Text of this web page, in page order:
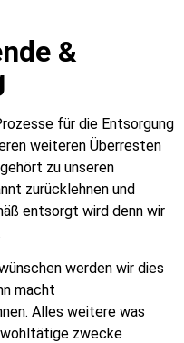
&
für die Entsorgung
weiteren Überresten
zu unseren
zurücklehnen und
entsorgt wird denn wir
werden wir dies
macht
Alles weitere was
wohltätige zwecke